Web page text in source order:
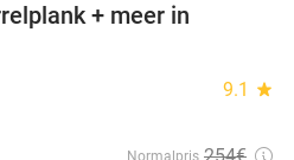
+ meer in
9.1 star
Normalpris